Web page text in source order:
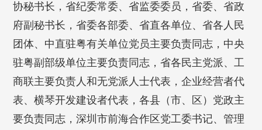
协秘书长，省纪委常委、省监委委员，省委、省政
府副秘书长，省委各部委、省直各单位、省各人民
团体、中直驻粤有关单位党员主要负责同志，中央
驻粤副部级单位主要负责同志，省各民主党派、工
商联主要负责人和无党派人士代表，企业经营者代
表、横琴开发建设者代表，各县（市、区）党政主
要负责同志，深圳市前海合作区党工委书记、管理